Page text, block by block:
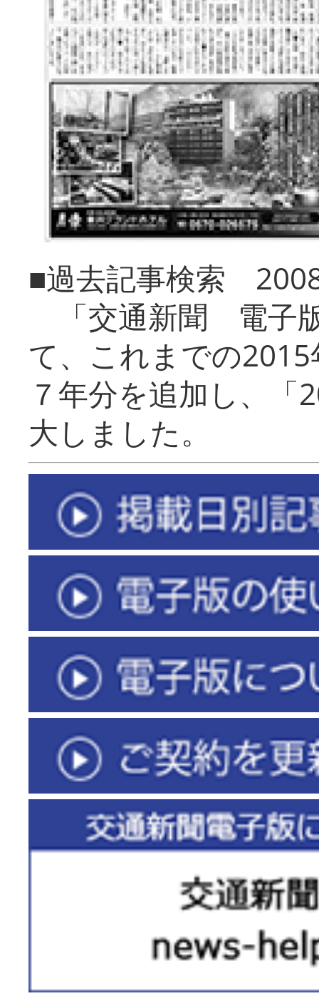
■過去記事検索
「交通新聞 電子
て、これまでの
７年分を追加し、「
大しまし